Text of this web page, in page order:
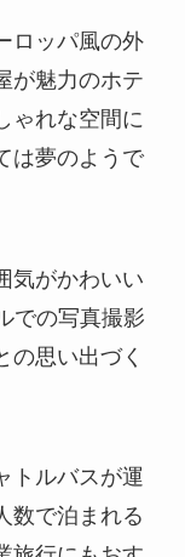
ロッパ風の外
が魅力のホテ
ゃれな空間に
は夢のようで
気がかわいい
での写真撮影
の思い出づく
トルバスが運
数で泊まれる